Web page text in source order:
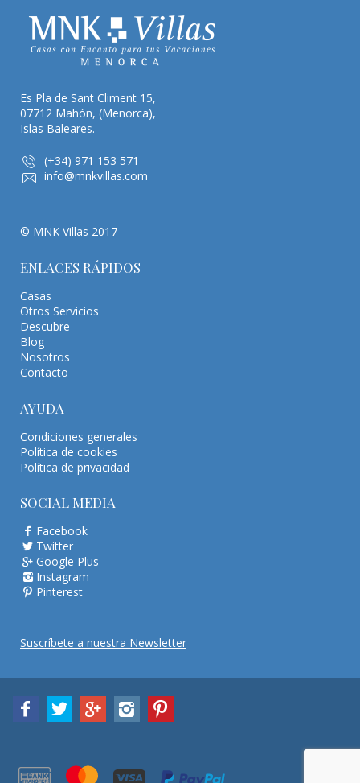
Es Pla de Sant Climent 15,
07712 Mahón, (Menorca),
Islas Baleares.
(+34) 971 153 571
info@mnkvillas.com
© MNK Villas 2017
ENLACES RÁPIDOS
Casas
Otros Servicios
Descubre
Blog
Nosotros
Contacto
AYUDA
Condiciones generales
Política de cookies
Política de privacidad
SOCIAL MEDIA
Facebook
Twitter
Google Plus
Instagram
Pinterest
Suscríbete a nuestra Newsletter